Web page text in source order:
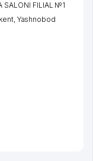
SALONI FILIAL №1
, Yashnobod